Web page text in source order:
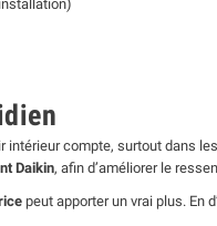
compte, surtout dans
Daikin, afin d’améliorer le
peut apporter un vrai plus. En